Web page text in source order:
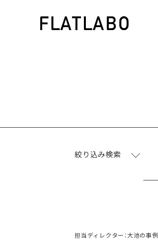
絞り込み検索
担当ディレクター：大池の事例